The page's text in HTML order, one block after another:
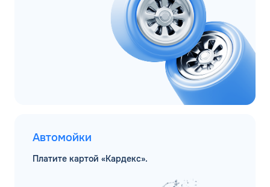
Автомойки
Платите картой «Кардекс».